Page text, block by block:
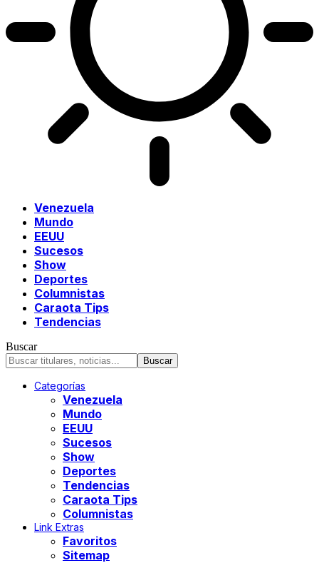
Venezuela
Mundo
EEUU
Sucesos
Show
Deportes
Columnistas
Caraota Tips
Tendencias
Buscar
Categorías
Venezuela
Mundo
EEUU
Sucesos
Show
Deportes
Tendencias
Caraota Tips
Columnistas
Link Extras
Favoritos
Sitemap